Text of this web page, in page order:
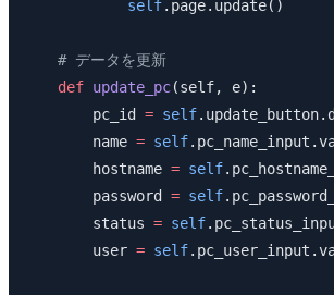
            self
.page.update()
    # データを更新
    def
update_pc(self, e):
        pc_id
= self
        name
= self
        hostname
= self
        password
= self
        status
= self
        user
= self